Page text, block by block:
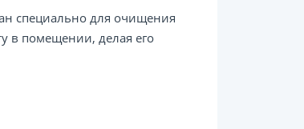
специально для очищения
в помещении, делая его